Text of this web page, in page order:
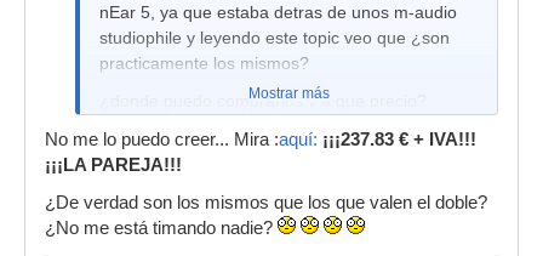
nEar 5, ya que estaba detras de unos m-audio
studiophile y leyendo este topic veo que ¿son
practicamente los mismos?
¿donde puedo comprarlos y a que precio?
¿son biamplificados?
en fins...
Mostrar más
No me lo puedo creer... Mira :aquí: ¡¡¡237.83 € + IVA!!!
¡¡¡LA PAREJA!!!
¿De verdad son los mismos que los que valen el doble?
¿No me está timando nadie?